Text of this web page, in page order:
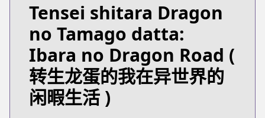
Tensei shitara Dragon
no Tamago datta:
Ibara no Dragon Road (
转生龙蛋的我在异世界的
闲暇生活 )